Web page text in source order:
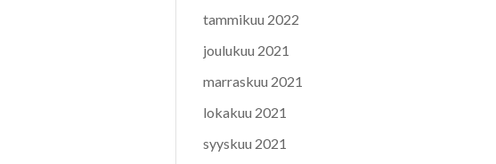
tammikuu 2022
joulukuu 2021
marraskuu 2021
lokakuu 2021
syyskuu 2021